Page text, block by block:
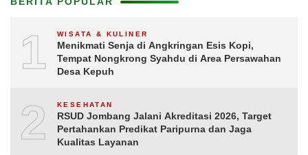
1 WISATA & KULINER
Menikmati Senja di Angkringan Esis Kopi,
Tempat Nongkrong Syahdu di Area Persawahan
Desa Kepuh
2 KESEHATAN
RSUD Jombang Jalani Akreditasi 2026, Target
Pertahankan Predikat Paripurna dan Jaga
Kualitas Layanan